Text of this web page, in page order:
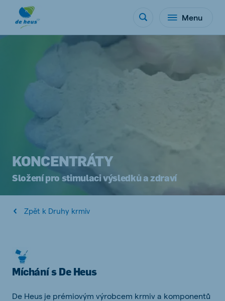
Menu
KONCENTRÁTY
Složení pro stimulaci výsledků a zdraví
Zpět k Druhy krmiv
Míchání s De Heus
De Heus je prémiovým výrobcem krmiv a komponentů